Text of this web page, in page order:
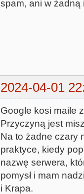
spam, ani w żadną
2024-04-01
Google kosi maile
Przyczyną jest
Na to żadne czary
praktyce, kiedy
nazwę serwera,
pomysł i mam
i Krapa.